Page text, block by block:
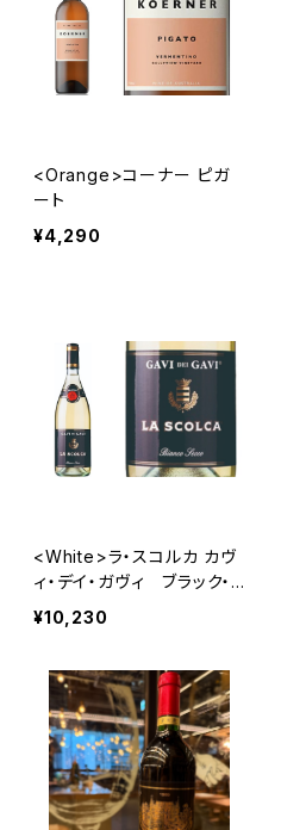
<Orange>コーナー ピガ
ート
¥4,290
<White>ラ・スコルカ カヴ
ィ・デイ・ガヴィ ブラック・
レーベル
¥10,230